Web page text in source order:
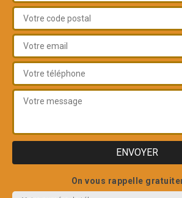
On vous rappelle